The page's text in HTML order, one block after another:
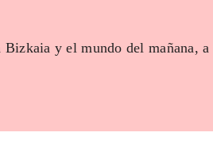
y el mundo del mañana,